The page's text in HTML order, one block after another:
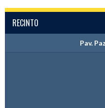
RECINTO
Pav.